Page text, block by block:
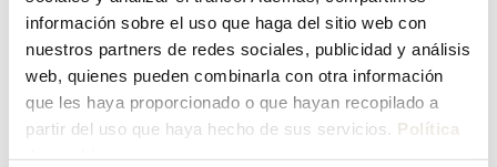
información sobre el uso que haga del sitio web con
nuestros partners de redes sociales, publicidad y análisis
web, quienes pueden combinarla con otra información
que les haya proporcionado o que hayan recopilado a
partir del uso que haya hecho de sus servicios. Política
¿Has olvidado tu contraseña?